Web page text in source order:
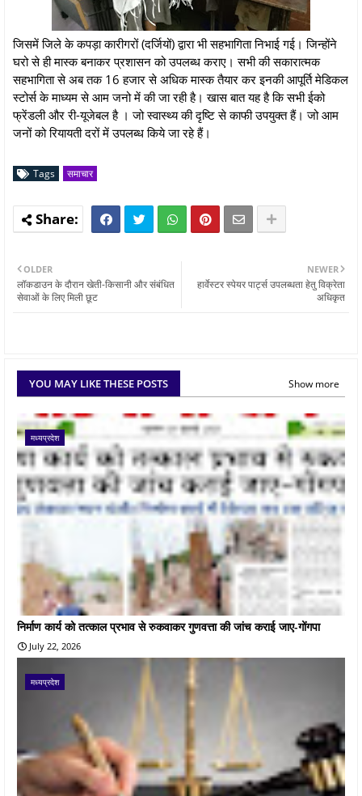
जिसमें जिले के कपड़ा कारीगरों (दर्जियों) द्वारा भी सहभागिता निभाई गई। जिन्होंने
घरो से ही मास्क बनाकर प्रशासन को उपलब्ध कराए। सभी की सकारात्मक
सहभागिता से अब तक 16 हजार से अधिक मास्क तैयार कर इनकी आपूर्ति मेडिकल
स्टोर्स के माध्यम से आम जनो में की जा रही है। खास बात यह है कि सभी ईको
फ्रेंडली और री-यूजेबल है । जो स्वास्थ्य की दृष्टि से काफी उपयुक्त हैं। जो आम
जनों को रियायती दरों में उपलब्ध किये जा रहे हैं।
Tags समाचार
NEWER
हार्वेस्टर स्पेयर पार्ट्स उपलब्धता हेतु विक्रेता
अधिकृत
OLDER
लॉकडाउन के दौरान खेती-किसानी और संबंधित
सेवाओं के लिए मिली छूट
YOU MAY LIKE THESE POSTS Show more
मध्यप्रदेश
निर्माण कार्य को तत्काल प्रभाव से रुकवाकर गुणवत्ता की जांच कराई जाए-गोंगपा
July 22, 2026
मध्यप्रदेश